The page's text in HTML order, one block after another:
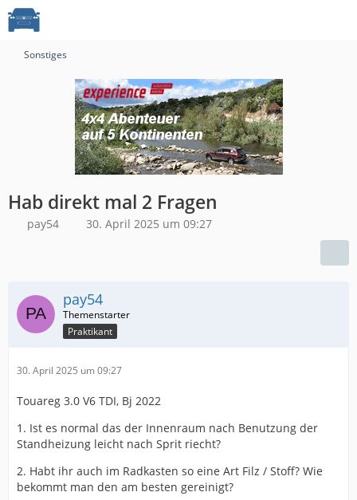
Sonstiges
Hab direkt mal 2 Fragen
pay54 30. April 2025 um 09:27
pay54
Praktikant
30. April 2025 um 09:27
Touareg 3.0 V6 TDI, Bj 2022
1. Ist es normal das der Innenraum nach Benutzung der
Standheizung leicht nach Sprit riecht?
2. Habt ihr auch im Radkasten so eine Art Filz / Stoff? Wie
bekommt man den am besten gereinigt?